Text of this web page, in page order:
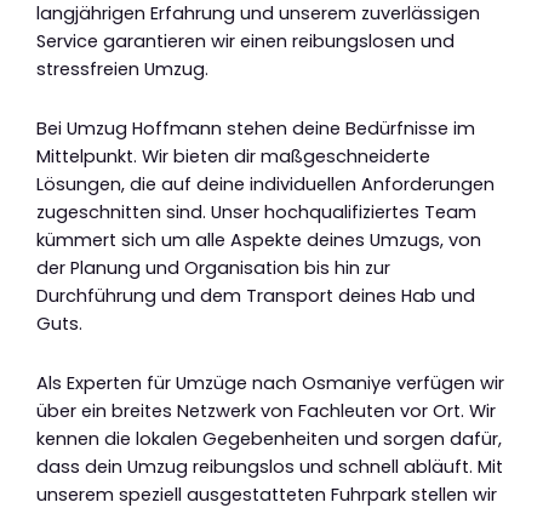
langjährigen Erfahrung und unserem zuverlässigen
Service garantieren wir einen reibungslosen und
stressfreien Umzug.
Bei Umzug Hoffmann stehen deine Bedürfnisse im
Mittelpunkt. Wir bieten dir maßgeschneiderte
Lösungen, die auf deine individuellen Anforderungen
zugeschnitten sind. Unser hochqualifiziertes Team
kümmert sich um alle Aspekte deines Umzugs, von
der Planung und Organisation bis hin zur
Durchführung und dem Transport deines Hab und
Guts.
Als Experten für Umzüge nach Osmaniye verfügen wir
über ein breites Netzwerk von Fachleuten vor Ort. Wir
kennen die lokalen Gegebenheiten und sorgen dafür,
dass dein Umzug reibungslos und schnell abläuft. Mit
unserem speziell ausgestatteten Fuhrpark stellen wir